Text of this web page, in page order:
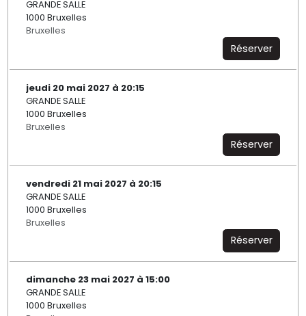
GRANDE SALLE
1000 Bruxelles
Bruxelles
Réserver
jeudi 20 mai 2027 à 20:15
GRANDE SALLE
1000 Bruxelles
Bruxelles
Réserver
vendredi 21 mai 2027 à 20:15
GRANDE SALLE
1000 Bruxelles
Bruxelles
Réserver
dimanche 23 mai 2027 à 15:00
GRANDE SALLE
1000 Bruxelles